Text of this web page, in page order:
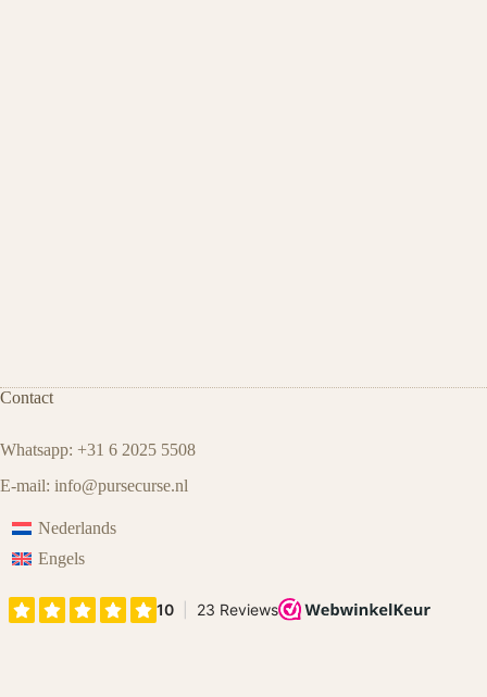
Contact
Whatsapp: +31 6 2025 5508
E-mail: info@pursecurse.nl
Nederlands
Engels